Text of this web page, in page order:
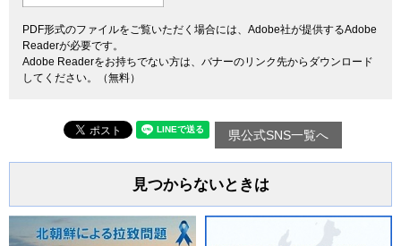
PDF形式のファイルをご覧いただく場合には、Adobe社が提供するAdobe
Readerが必要です。
Adobe Readerをお持ちでない方は、バナーのリンク先からダウンロード
してください。（無料）
県公式SNS一覧へ
見つからないときは